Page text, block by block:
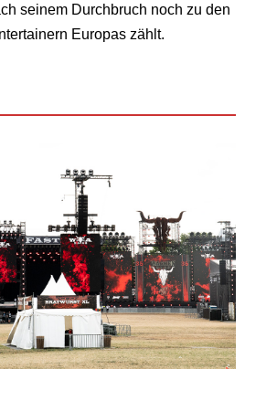
seinem Durchbruch noch zu den
Europas zählt.